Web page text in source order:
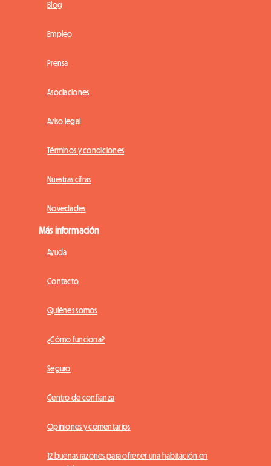
Blog
Empleo
Prensa
Asociaciones
Aviso legal
Términos y condiciones
Nuestras cifras
Novedades
Más información
Ayuda
Contacto
Quiénes somos
¿Cómo funciona?
Seguro
Centro de confianza
Opiniones y comentarios
12 buenas razones para ofrecer una habitación en